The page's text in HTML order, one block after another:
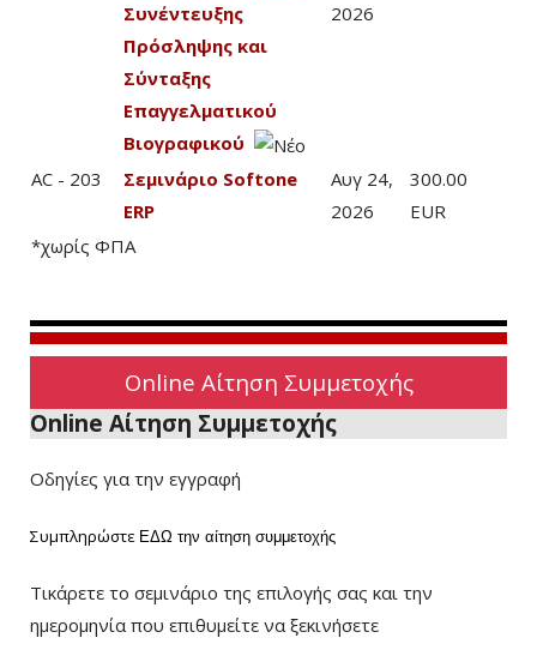
Συνέντευξης
Πρόσληψης και
Σύνταξης
Επαγγελματικού
Βιογραφικού
2026
AC - 203
Σεμινάριο Softone
ERP
Αυγ 24,
2026
300.00
EUR
*χωρίς ΦΠΑ
Online Αίτηση Συμμετοχής
Online Αίτηση Συμμετοχής
Οδηγίες για την εγγραφή
Συμπληρώστε ΕΔΩ την αίτηση συμμετοχής
Τικάρετε το σεμινάριο της επιλογής σας και την
ημερομηνία που επιθυμείτε να ξεκινήσετε